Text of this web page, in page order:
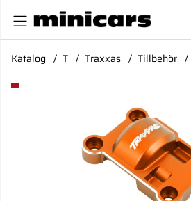
Katalog T Traxxas Tillbehör
Produktbilder Drevskydd Alu Orange